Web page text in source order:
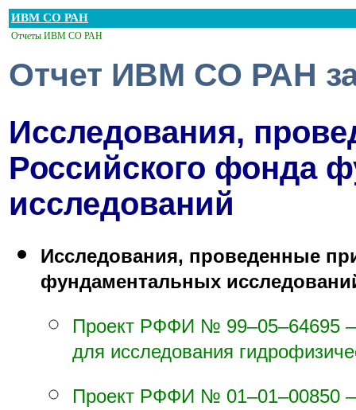
ИВМ СО РАН
Отчеты ИВМ СО РАН
Отчет ИВМ СО РАН за
Исследования,
Российского фонда
исследований
Исследования, проведенные
фундаментальных
Проект РФФИ № 99–05–64695
для исследования
Проект РФФИ № 01–01–00850